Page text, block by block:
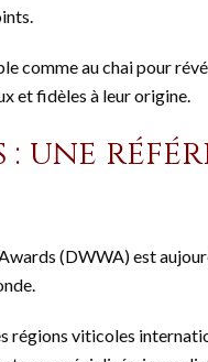
comme au chai pour
et fidèles à leur origine.
: une
(DWWA) est
régions viticoles